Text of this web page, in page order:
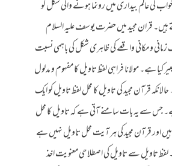
کی عالم بیداری میں رونما ہونے والی شکل کو
ہیں۔ قران مجید میں حضرت یوسف علیہ السلام
و مکانی واقعے کی ظاہری شکل کی باہمی نسبت
کیا ہے۔ مولانا فراہی لفظ تاویل کا مفہوم و مدلول
قرآن مجید کی تاویل کا محل لفظ تاویل کو ایک
جس سے یہ بات سامنے آتی ہے کہ تاویل کا محل
اور قرآن مجید کی ہر آیت محل تاویل نہیں ہے
تاویل سے تاویل کی اصطلاحی معنویت اخذ